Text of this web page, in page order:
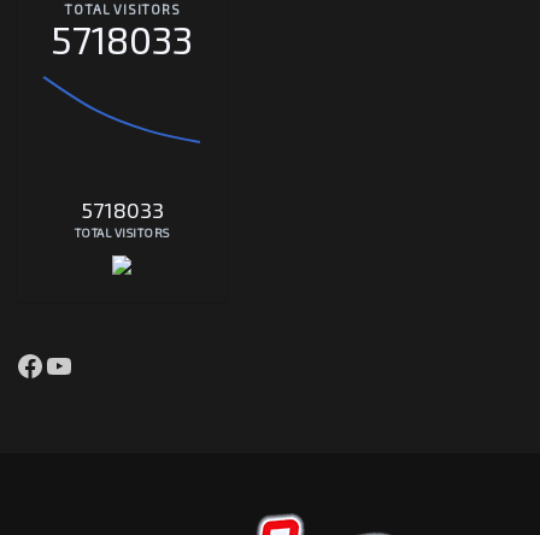
TOTAL VISITORS
5718033
5718033
TOTAL VISITORS
Facebook
YouTube